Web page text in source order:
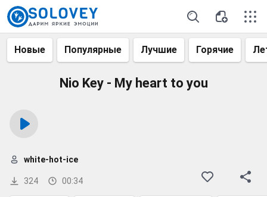
Новые Популярные Лучшие Горячие
Nio Key - My heart to you
324 00:34
white-hot-ice